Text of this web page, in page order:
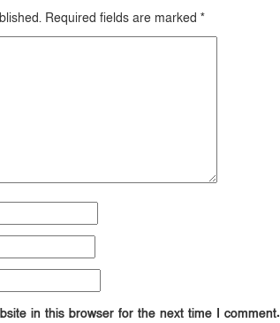
Required fields are marked *
in this browser for the next time I comment.